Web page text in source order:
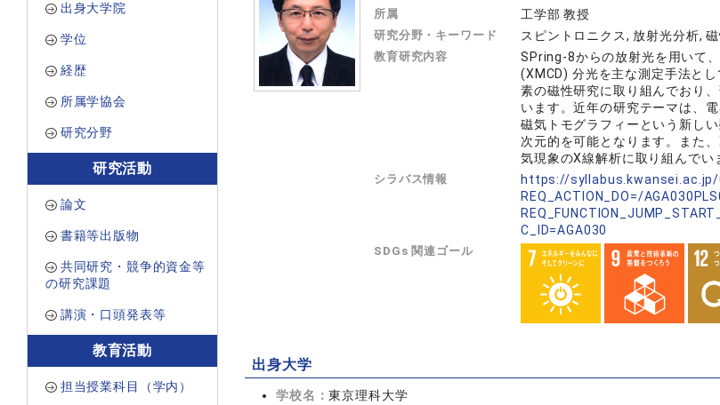
出身大学院
学位
経歴
所属学協会
研究分野
研究活動
論文
書籍等出版物
共同研究・競争的資金等
の研究課題
講演・口頭発表等
教育活動
担当授業科目（学内）
所属 工学部 教授
研究分野・キーワード スピントロニクス, 放射光分析,
教育研究内容
SPring-8からの放射光を用いて
(XMCD) 分光を主な測定手法と
素の磁性研究に取り組んでおり
います。近年の研究テーマは、
磁気トモグラフィーという新し
次元的を可能となります。また
気現象のX線解析に取り組んでい
シラバス情報
https://syllabus.kwansei.ac.jp/
REQ_ACTION_DO=/
C_ID=AGA030
SDGs 関連ゴール
出身大学
学校名：東京理科大学